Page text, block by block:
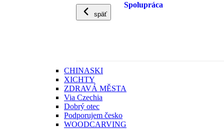
späť
Spolupráca
CHINASKI
XICHTY
ZDRAVÁ MĚSTA
Via Czechia
Dobrý otec
Podporujem česko
WOODCARVING